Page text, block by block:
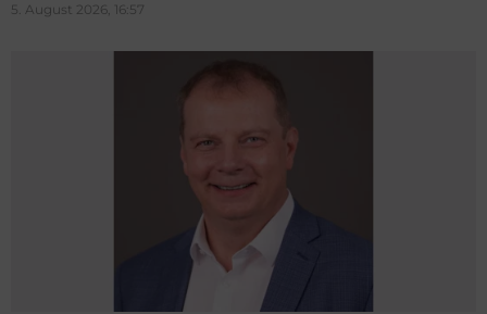
5. August 2026, 16:57